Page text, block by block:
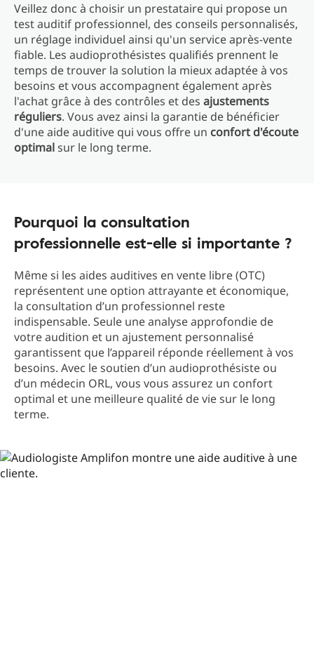
Veillez donc à choisir un prestataire qui propose un
test auditif professionnel, des conseils personnalisés,
un réglage individuel ainsi qu'un service après-vente
fiable. Les audioprothésistes qualifiés prennent le
temps de trouver la solution la mieux adaptée à vos
besoins et vous accompagnent également après
l'achat grâce à des contrôles et des ajustements
réguliers. Vous avez ainsi la garantie de bénéficier
d'une aide auditive qui vous offre un confort d'écoute
optimalsur le long terme.
Pourquoi la consultation
professionnelle est-elle si importante ?
Même si les aides auditives en vente libre (OTC)
représentent une option attrayante et économique,
la consultation d’un professionnel reste
indispensable. Seule une analyse approfondie de
votre audition et un ajustement personnalisé
garantissent que l’appareil réponde réellement à vos
besoins. Avec le soutien d’un audioprothésiste ou
d’un médecin ORL, vous vous assurez un confort
optimal et une meilleure qualité de vie sur le long
terme.